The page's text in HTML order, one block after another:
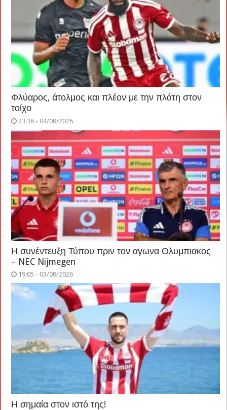
Φλύαρος, άτολμος και πλέον με την πλάτη στον
τοίχο
23:38 - 04/08/2026
Η συνέντευξη Τύπου πριν τον αγωνα Ολυμπιακος
– NEC Nijmegen
19:05 - 03/08/2026
Η σημαία στον ιστό της!